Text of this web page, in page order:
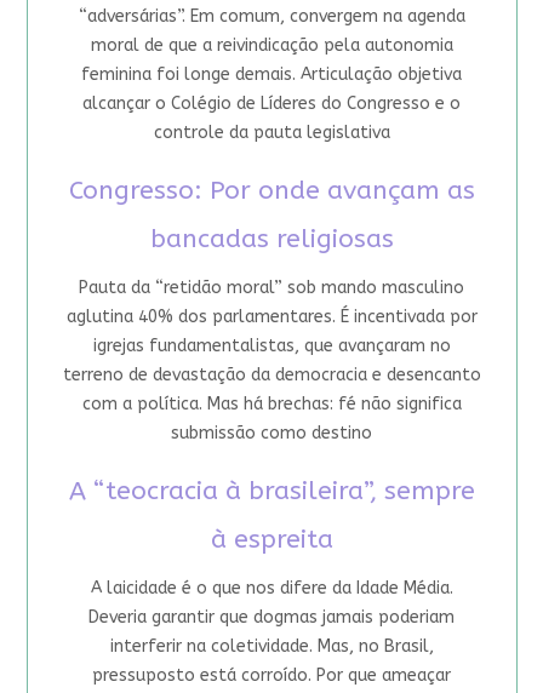
“adversárias”. Em comum, convergem na agenda
moral de que a reivindicação pela autonomia
feminina foi longe demais. Articulação objetiva
alcançar o Colégio de Líderes do Congresso e o
controle da pauta legislativa
Congresso: Por onde avançam as
bancadas religiosas
Pauta da “retidão moral” sob mando masculino
aglutina 40% dos parlamentares. É incentivada por
igrejas fundamentalistas, que avançaram no
terreno de devastação da democracia e desencanto
com a política. Mas há brechas: fé não significa
submissão como destino
A “teocracia à brasileira”, sempre
à espreita
A laicidade é o que nos difere da Idade Média.
Deveria garantir que dogmas jamais poderiam
interferir na coletividade. Mas, no Brasil,
pressuposto está corroído. Por que ameaçar